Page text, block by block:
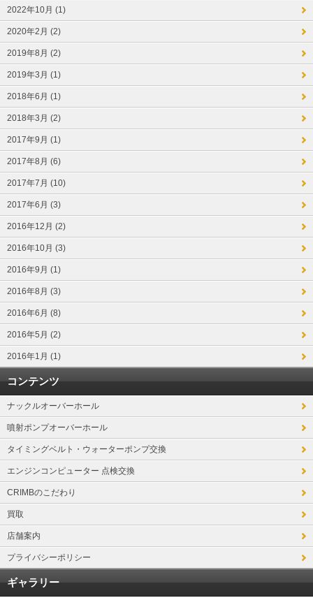
2022年10月 (1)
2020年2月 (2)
2019年8月 (2)
2019年3月 (1)
2018年6月 (1)
2018年3月 (2)
2017年9月 (1)
2017年8月 (6)
2017年7月 (10)
2017年6月 (3)
2016年12月 (2)
2016年10月 (3)
2016年9月 (1)
2016年8月 (3)
2016年6月 (8)
2016年5月 (2)
2016年1月 (1)
コンテンツ
ナックルオーバーホール
噴射ポンプオーバーホール
タイミングベルト・ウォーターポンプ交換
エンジンコンピューター 点検交換
CRIMBのこだわり
買取
店舗案内
プライバシーポリシー
ギャラリー